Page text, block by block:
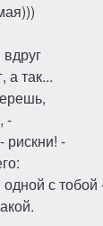
а так...
-
рискни! -
одной с тобой